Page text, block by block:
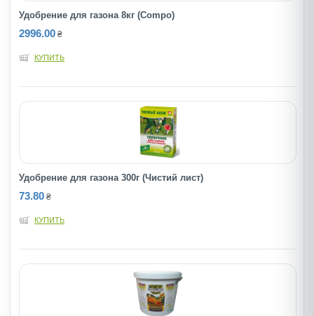
Удобрение для газона 8кг (Compo)
2996.00 ₴
КУПИТЬ
Удобрение для газона 300г (Чистий лист)
73.80 ₴
КУПИТЬ